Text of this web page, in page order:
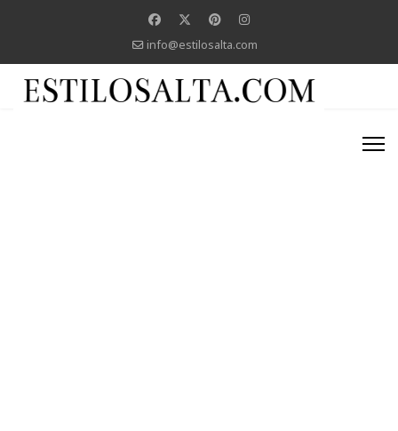
info@estilosalta.com